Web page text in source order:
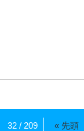
32 / 209 « 先頭